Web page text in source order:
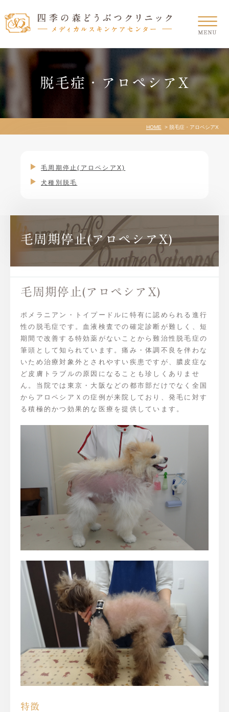
脱毛症・アロペシアX
HOME 脱毛症・アロペシアX
毛周期停止(アロペシアX)
犬種別脱毛
毛周期停止(アロペシアX)
毛周期停止(アロペシアX)
ポメラニアン・トイプードルに特有に認められる進行
性の脱毛症です。血液検査での確定診断が難しく、短
期間で改善する特効薬がないことから難治性脱毛症の
筆頭として知られています。痛み・体調不良を伴わな
いため治療対象外とされやすい疾患ですが、膿皮症な
ど皮膚トラブルの原因になることも珍しくありませ
ん。当院では東京・大阪などの都市部だけでなく全国
からアロペシアＸの症例が来院しており、発毛に対す
る積極的かつ効果的な医療を提供しています。
特徴